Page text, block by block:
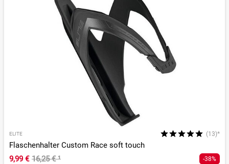
ELITE (13)*
Flaschenhalter Custom Race soft touch
9,99 € 16,25 €¹ -38%